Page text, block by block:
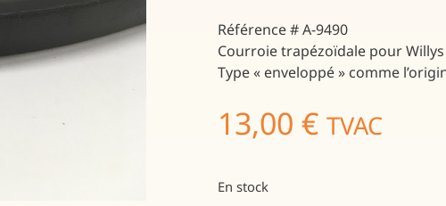
Référence # A-9490
Courroie trapézoïdale pour
Type « enveloppé » comme
13,00 € TVAC
En stock